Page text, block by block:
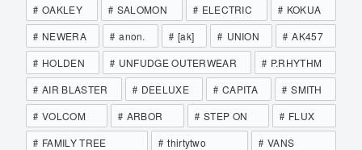
OAKLEY
SALOMON ELECTRIC
KOKUA
NEWERA
anon. [ak] UNION
AK457
HOLDEN
UNFUDGE OUTERWEAR
P.RHYTHM
AIR BLASTER
DEELUXE CAPITA
SMITH
VOLCOM
ARBOR STEP ON
FLUX
FAMILY TREE
thirtytwo
VANS